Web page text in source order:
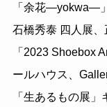
「余花―yokwa―
石橋秀泰 四人展、
「2023 Shoebox
ールハウス、
「生あるもの展」